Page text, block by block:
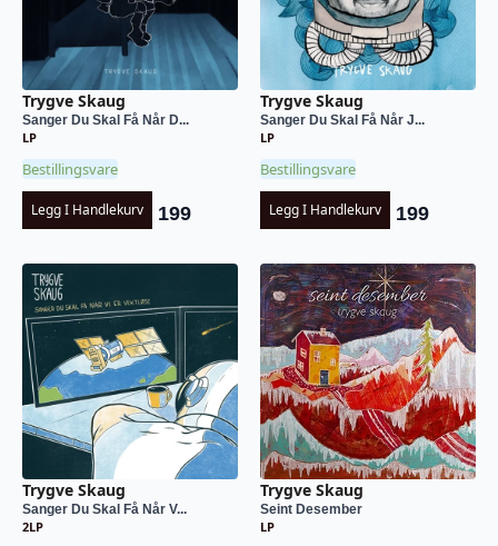
Trygve Skaug
Sanger Du Skal Få Når D...
LP
Bestillingsvare
Legg I Handlekurv 199
Trygve Skaug
Sanger Du Skal Få Når J...
LP
Bestillingsvare
Legg I Handlekurv 199
Trygve Skaug
Sanger Du Skal Få Når V...
2LP
Trygve Skaug
Seint Desember
LP